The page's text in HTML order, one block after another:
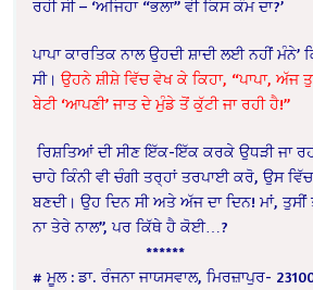
ਰਹੀ ਸੀ – ‘ਅਜਿਹਾ “ਭਲਾ” ਵੀ ਕਿਸ ਕੰਮ ਦਾ?’
ਪਾਪਾ ਕਾਰਤਿਕ ਨਾਲ ਉਹਦੀ ਸ਼ਾਦੀ ਲਈ ਨਹੀਂ ਮੰਨੇ’
ਸੀ। ਉਹਨੇ ਸ਼ੀਸ਼ੇ ਵਿੱਚ ਵੇਖ ਕੇ ਕਿਹਾ, “ਪਾਪਾ, ਅੱਜ
ਬੇਟੀ ‘ਆਪਣੀ’ ਜਾਤ ਦੇ ਮੁੰਡੇ ਤੋਂ ਕੁੱਟੀ ਜਾ ਰਹੀ ਹੈ!”
ਰਿਸ਼ਤਿਆਂ ਦੀ ਸੀਣ ਇੱਕ-ਇੱਕ ਕਰਕੇ ਉਧੜੀ ਜਾ
ਚਾਹੇ ਕਿੰਨੀ ਵੀ ਚੰਗੀ ਤਰ੍ਹਾਂ ਤਰਪਾਈ ਕਰੋ, ਉਸ
ਬਣਦੀ। ਉਹ ਦਿਨ ਸੀ ਅਤੇ ਅੱਜ ਦਾ ਦਿਨ! ਮਾਂ, ਤੁਸੀਂ
ਨਾ ਤੇਰੇ ਨਾਲ”, ਪਰ ਕਿੱਥੇ ਹੈ ਕੋਈ…?
******
# ਮੂਲ : ਡਾ. ਰੰਜਨਾ ਜਾਯਸਵਾਲ, ਮਿਰਜ਼ਾਪੁਰ-